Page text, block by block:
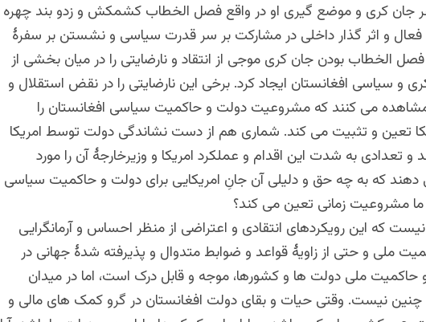
جان کری و موضع گیری او در واقع فصل الخطاب کشمکش و زدو بند چهره
فعال و اثر گذار داخلی در مشارکت بر سر قدرت سیاسی و نشستن بر سفرۀ
الخطاب بودن جان کری موجی از انتقاد و نارضایتی را در میان بخشی از
و سیاسی افغانستان ایجاد کرد. برخی این نارضایتی را در نقض استقلال و
می کنند که مشروعیت دولت و حاکمیت سیاسی افغانستان را
تعین و تثبیت می کند. شماری هم از دست نشاندگی دولت توسط امریکا
تعدادی به شدت این اقدام و عملکرد امریکا و وزیرخارجۀ آن را مورد
که به چه حق و دلیلی آن جانِ امریکایی برای دولت و حاکمیت سیاسی
ما مشروعیت زمانی تعین می کند؟
که این رویکردهای انتقادی و اعتراضی از منظر احساس و آرمانگرایی
ملی و حتی از زاویۀ قواعد و ضوابط متدوال و پذیرفته شدۀ جهانی در
حاکمیت ملی دولت ها و کشورها، موجه و قابل درک است، اما در میدان
نیست. وقتی حیات و بقای دولت افغانستان در گرو کمک های مالی و